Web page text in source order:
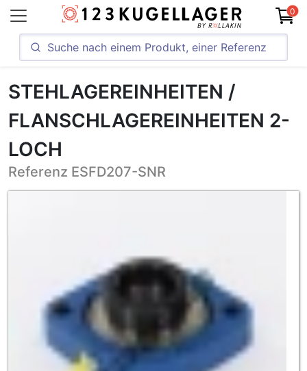
0
STEHLAGEREINHEITEN /
FLANSCHLAGEREINHEITEN 2-
LOCH
Referenz ESFD207-SNR